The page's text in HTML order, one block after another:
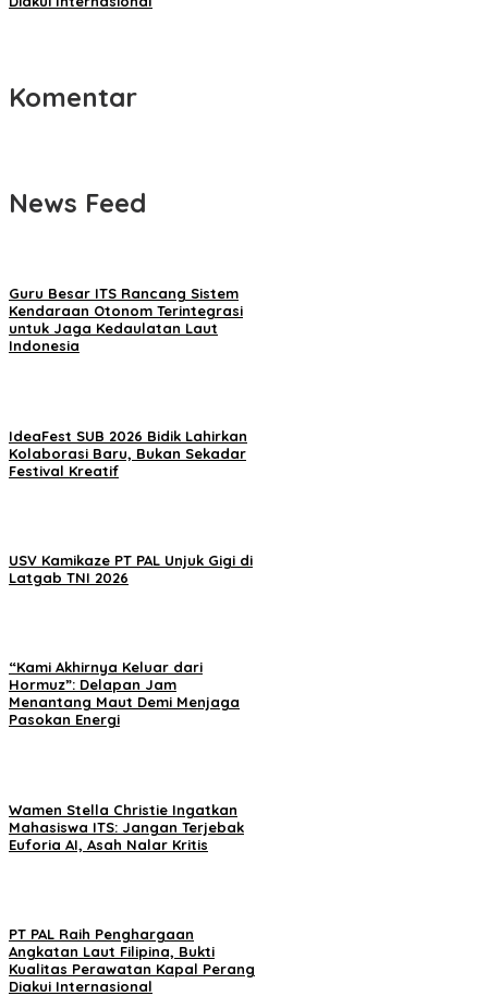
Komentar
News Feed
Guru Besar ITS Rancang Sistem
Kendaraan Otonom Terintegrasi
untuk Jaga Kedaulatan Laut
Indonesia
IdeaFest SUB 2026 Bidik Lahirkan
Kolaborasi Baru, Bukan Sekadar
Festival Kreatif
USV Kamikaze PT PAL Unjuk Gigi di
Latgab TNI 2026
“Kami Akhirnya Keluar dari
Hormuz”: Delapan Jam
Menantang Maut Demi Menjaga
Pasokan Energi
Wamen Stella Christie Ingatkan
Mahasiswa ITS: Jangan Terjebak
Euforia AI, Asah Nalar Kritis
PT PAL Raih Penghargaan
Angkatan Laut Filipina, Bukti
Kualitas Perawatan Kapal Perang
Diakui Internasional